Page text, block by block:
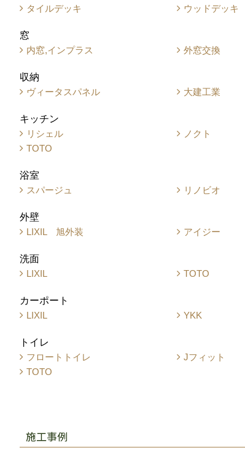
タイルデッキ
ウッドデッキ
窓
内窓,インプラス
外窓交換
収納
ヴィータスパネル
大建工業
キッチン
リシェル
ノクト
TOTO
浴室
スパージュ
リノビオ
外壁
LIXIL 旭外装
アイジー
洗面
LIXIL
TOTO
カーポート
LIXIL
YKK
トイレ
フロートトイレ
Jフィット
TOTO
施工事例